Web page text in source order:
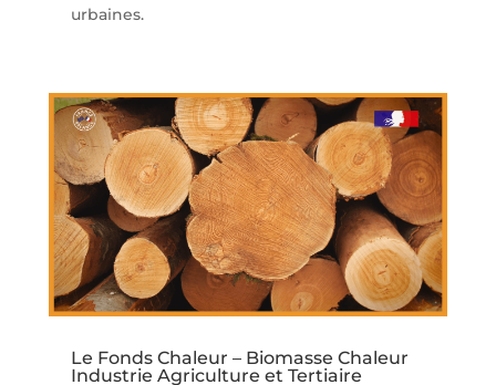
urbaines.
Le Fonds Chaleur – Biomasse Chaleur
Industrie Agriculture et Tertiaire